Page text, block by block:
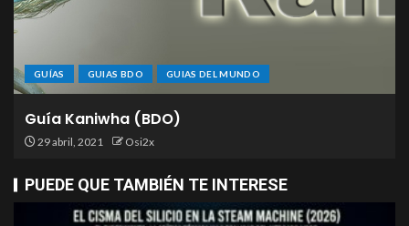
GUÍAS GUIAS BDO GUIAS DEL MUNDO
Guía Kaniwha (BDO)
29 abril, 2021 Osi2x
PUEDE QUE TAMBIÉN TE INTERESE